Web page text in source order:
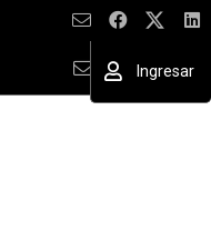
Ingresar
Contacto